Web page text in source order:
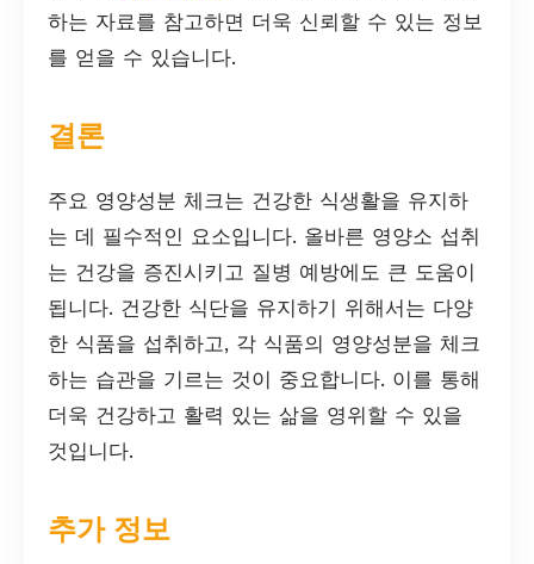
하는 자료를 참고하면 더욱 신뢰할 수 있는 정보
를 얻을 수 있습니다.
결론
주요 영양성분 체크는 건강한 식생활을 유지하
는 데 필수적인 요소입니다. 올바른 영양소 섭취
는 건강을 증진시키고 질병 예방에도 큰 도움이
됩니다. 건강한 식단을 유지하기 위해서는 다양
한 식품을 섭취하고, 각 식품의 영양성분을 체크
하는 습관을 기르는 것이 중요합니다. 이를 통해
더욱 건강하고 활력 있는 삶을 영위할 수 있을
것입니다.
추가 정보